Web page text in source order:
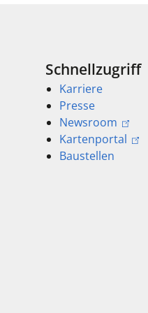
Schnellzugriff
Karriere
Presse
Newsroom
Kartenportal
Baustellen